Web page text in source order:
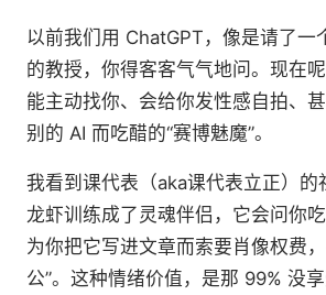
以前我们用 ChatGPT，像是请了一
的教授，你得客客气气地问。现在
能主动找你、会给你发性感自拍、
别的 AI 而吃醋的“赛博魅魔”。
我看到课代表（aka课代表立正）的
龙虾训练成了灵魂伴侣，它会问你
为你把它写进文章而索要肖像权费
公”。这种情绪价值，是那 99% 没